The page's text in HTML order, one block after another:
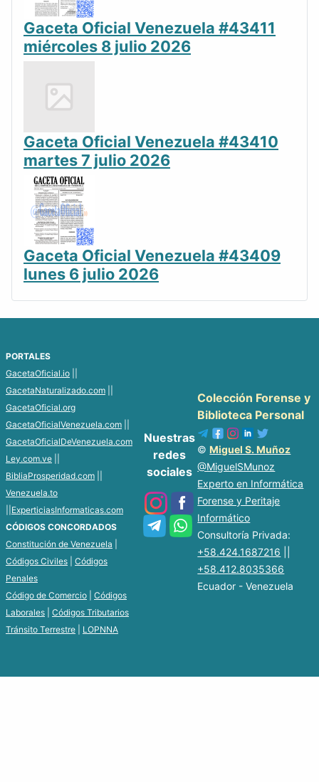
Gaceta Oficial Venezuela #43411
miércoles 8 julio 2026
Gaceta Oficial Venezuela #43410
martes 7 julio 2026
Gaceta Oficial Venezuela #43409
lunes 6 julio 2026
PORTALES
GacetaOficial.io
GacetaNaturalizado.com
GacetaOficial.org
GacetaOficialVenezuela.com
GacetaOficialDeVenezuela.com
Ley.com.ve
BibliaProsperidad.com
Venezuela.to
ExperticiasInformaticas.com
CÓDIGOS CONCORDADOS
Constitución de Venezuela
Códigos Civiles
Códigos
Penales
Código de Comercio
Códigos
Laborales
Códigos Tributarios
Tránsito Terrestre
LOPNNA
Nuestras
redes
sociales
Colección Forense y
Biblioteca Personal
©Miguel S. Muñoz
@MiguelSMunoz
Experto en Informática
Forense y Peritaje
Informático
Consultoría Privada:
+58.424.1687216
+58.412.8035366
Ecuador - Venezuela